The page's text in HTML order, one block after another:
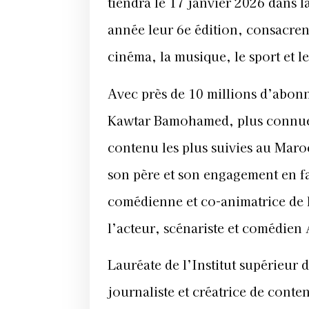
année leur 6e édition,
cinéma, la musique, le sport et
Avec près de 10 millions
Kawtar Bamohamed, plus
contenu les plus suivies au
son père et son engagement en
comédienne et co-animatrice de
l’acteur, scénariste et
Lauréate de l’Institut supérieur
journaliste et créatrice de